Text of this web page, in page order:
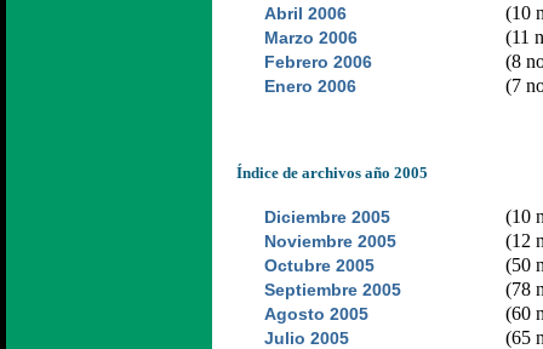
Abril 2006 (10
Marzo 2006 (11
Febrero 2006 (8
Enero 2006 (7
Índice de archivos año 2005
Diciembre 2005 (10
Noviembre 2005 (12
Octubre 2005 (50
Septiembre 2005 (78
Agosto 2005 (60
Julio 2005 (65